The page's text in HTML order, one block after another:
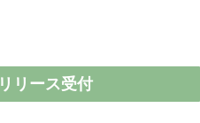
リリース受付